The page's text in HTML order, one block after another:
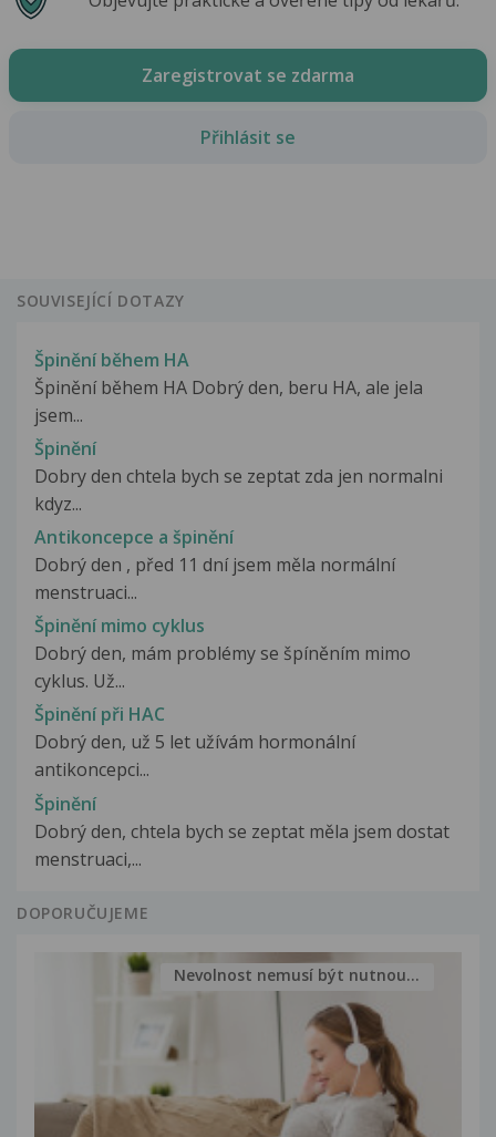
Zaregistrovat se zdarma
Přihlásit se
SOUVISEJÍCÍ DOTAZY
Špinění během HA
Špinění během HA Dobrý den, beru HA, ale jela
jsem...
Špinění
Dobry den chtela bych se zeptat zda jen normalni
kdyz...
Antikoncepce a špinění
Dobrý den , před 11 dní jsem měla normální
menstruaci...
Špinění mimo cyklus
Dobrý den, mám problémy se špíněním mimo
cyklus. Už...
Špinění při HAC
Dobrý den, už 5 let užívám hormonální
antikoncepci...
Špinění
Dobrý den, chtela bych se zeptat měla jsem dostat
menstruaci,...
DOPORUČUJEME
Nevolnost nemusí být nutnou...